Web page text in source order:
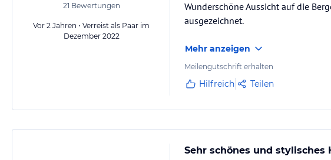
21 Bewertungen
Vor 2 Jahren • Verreist als Paar im
Dezember 2022
Wunderschöne Aussicht auf die
ausgezeichnet.
Mehr anzeigen
Meilengutschrift erhalten
Hilfreich Teilen
Sehr schönes und stylisches